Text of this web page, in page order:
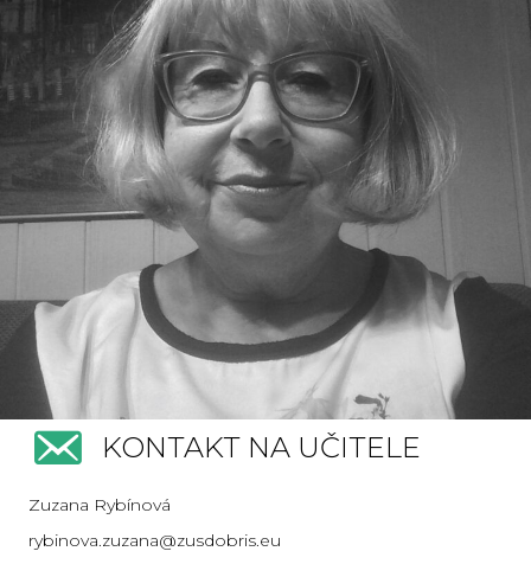
KONTAKT NA UČITELE
Zuzana Rybínová
rybinova.zuzana@zusdobris.eu